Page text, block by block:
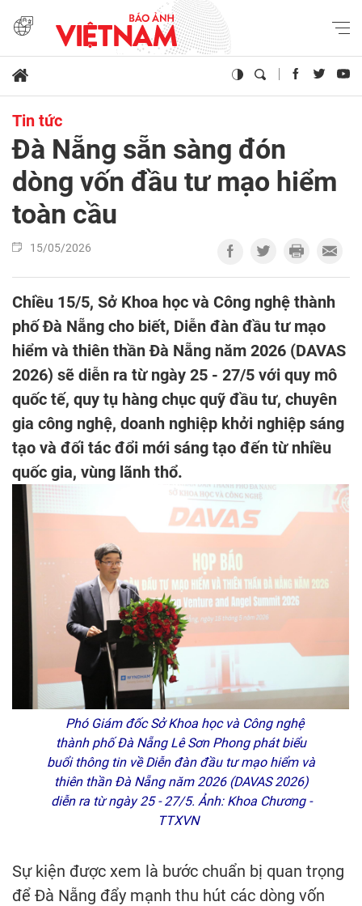
Tin tức
Đà Nẵng sẵn sàng đón
dòng vốn đầu tư mạo hiểm
toàn cầu
15/05/2026
Chiều 15/5, Sở Khoa học và Công nghệ thành
phố Đà Nẵng cho biết, Diễn đàn đầu tư mạo
hiểm và thiên thần Đà Nẵng năm 2026 (DAVAS
2026) sẽ diễn ra từ ngày 25 - 27/5 với quy mô
quốc tế, quy tụ hàng chục quỹ đầu tư, chuyên
gia công nghệ, doanh nghiệp khởi nghiệp sáng
tạo và đối tác đổi mới sáng tạo đến từ nhiều
quốc gia, vùng lãnh thổ.
Phó Giám đốc Sở Khoa học và Công nghệ
thành phố Đà Nẵng Lê Sơn Phong phát biểu
buổi thông tin về Diễn đàn đầu tư mạo hiểm và
thiên thần Đà Nẵng năm 2026 (DAVAS 2026)
diễn ra từ ngày 25 - 27/5. Ảnh: Khoa Chương -
TTXVN
Sự kiện được xem là bước chuẩn bị quan trọng
để Đà Nẵng đẩy mạnh thu hút các dòng vốn